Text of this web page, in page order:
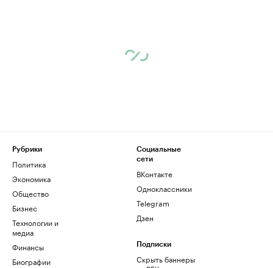
Рубрики
Политика
Экономика
Общество
Бизнес
Технологии и
медиа
Финансы
Биографии
Социальные
сети
ВКонтакте
Одноклассники
Telegram
Дзен
Подписки
Скрыть баннеры